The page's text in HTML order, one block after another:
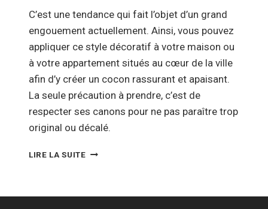
C’est une tendance qui fait l’objet d’un grand
engouement actuellement. Ainsi, vous pouvez
appliquer ce style décoratif à votre maison ou
à votre appartement situés au cœur de la ville
afin d’y créer un cocon rassurant et apaisant.
La seule précaution à prendre, c’est de
respecter ses canons pour ne pas paraître trop
original ou décalé.
LIRE LA SUITEJ’AI